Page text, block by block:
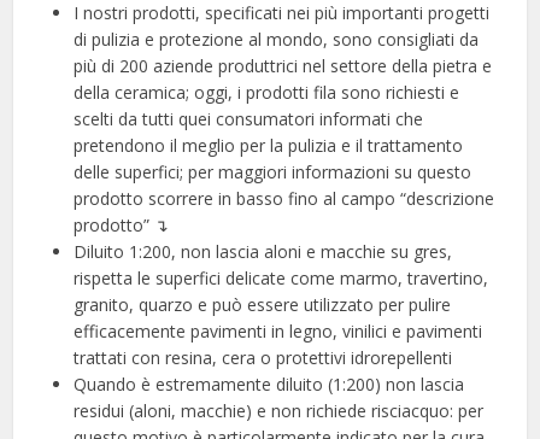
I nostri prodotti, specificati nei più importanti progetti
di pulizia e protezione al mondo, sono consigliati da
più di 200 aziende produttrici nel settore della pietra e
della ceramica; oggi, i prodotti fila sono richiesti e
scelti da tutti quei consumatori informati che
pretendono il meglio per la pulizia e il trattamento
delle superfici; per maggiori informazioni su questo
prodotto scorrere in basso fino al campo “descrizione
prodotto” ↴
Diluito 1:200, non lascia aloni e macchie su gres,
rispetta le superfici delicate come marmo, travertino,
granito, quarzo e può essere utilizzato per pulire
efficacemente pavimenti in legno, vinilici e pavimenti
trattati con resina, cera o protettivi idrorepellenti
Quando è estremamente diluito (1:200) non lascia
residui (aloni, macchie) e non richiede risciacquo: per